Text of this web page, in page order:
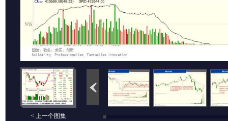
< 上一个图集